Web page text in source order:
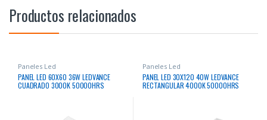
Productos relacionados
Paneles Led
PANEL LED 60X60 36W LEDVANCE
CUADRADO 3000K 50000HRS
Paneles Led
PANEL LED 30X120 40W LEDVANCE
RECTANGULAR 4000K 50000HRS